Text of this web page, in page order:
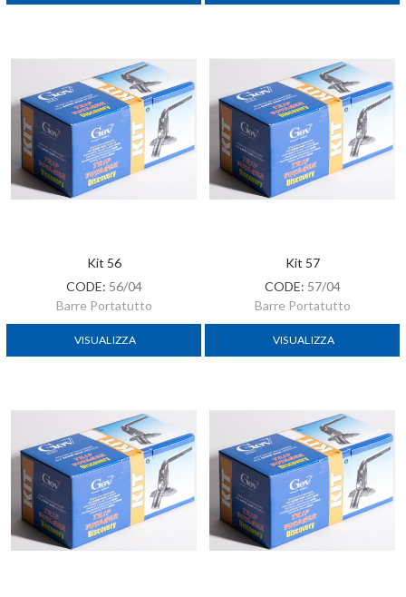
Kit 56
CODE: 56/04
Barre Portatutto
VISUALIZZA
Kit 57
CODE: 57/04
Barre Portatutto
VISUALIZZA